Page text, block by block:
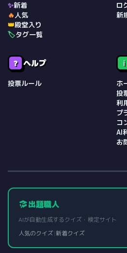
✨新着
🔥人気
👑殿堂入り
🏷️タグ一覧
ロ
新
❓ ヘルプ
投票ルール
ℹ️
ホ
投
利
プ
コ
AI
お
出題職人
AIが自動生成するクイズ・検定サイト
人気のクイズ|新着クイズ